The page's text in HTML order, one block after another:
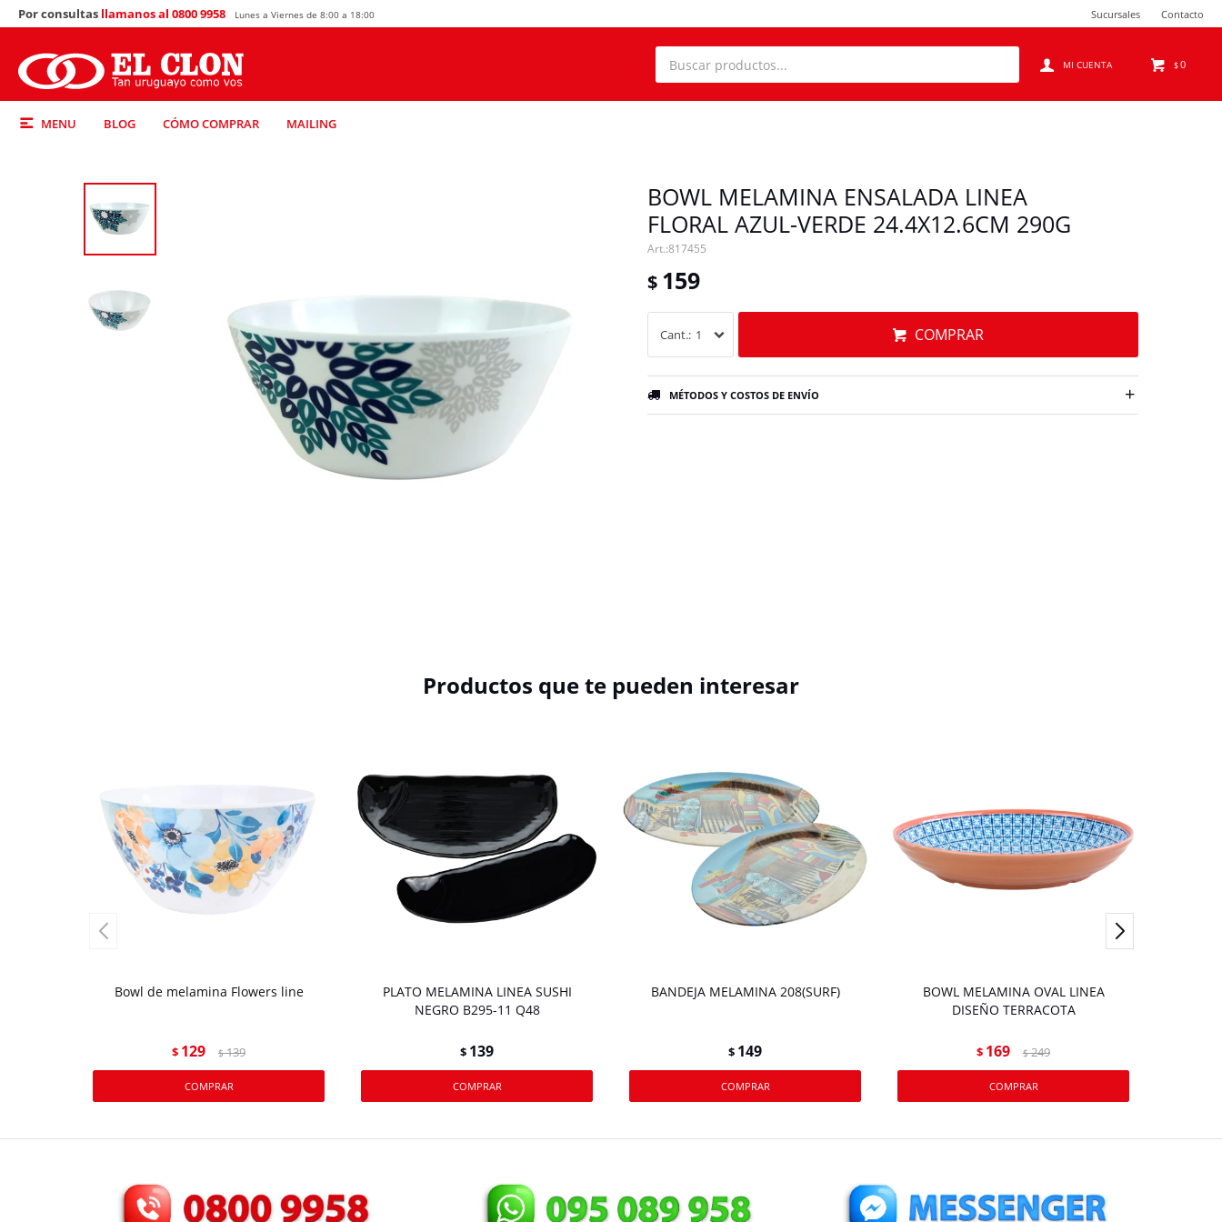
MENU BLOG CÓMO COMPRAR MAILING
$0
Por consultas llamanos al 0800 9958 Lunes a Viernes de 8:00 a 18:00 Sucursales Contacto
BOWL MELAMINA ENSALADA LINEA
FLORAL AZUL-VERDE 24.4X12.6CM 290G
817455
$ 159
1 COMPRAR
MÉTODOS Y COSTOS DE ENVÍO
Productos que te pueden interesar
Bowl de melamina Flowers line
$ 129 $ 139
PLATO MELAMINA LINEA SUSHI
NEGRO B295-11 Q48
$ 139
BANDEJA MELAMINA 208(SURF)
$ 149
BOWL MELAMINA OVAL LINEA
DISEÑO TERRACOTA
$ 169 $ 249